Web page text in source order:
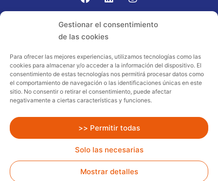
Gestionar el consentimiento
de las cookies
Para ofrecer las mejores experiencias, utilizamos tecnologías como las
cookies para almacenar y/o acceder a la información del dispositivo. El
consentimiento de estas tecnologías nos permitirá procesar datos como
el comportamiento de navegación o las identificaciones únicas en este
sitio. No consentir o retirar el consentimiento, puede afectar
negativamente a ciertas características y funciones.
>> Permitir todas
Solo las necesarias
Mostrar detalles
Proyecto acogido al programa de
incentivos ligados al autoconsumo y
almacenamiento, con fuentes de energía
renovables, así como a la implantación
sector residencial en el marco del Plan
de Recuperación, Transformación y
Resiliencia, financiado por la Unión
Europea – NextGenerationEU